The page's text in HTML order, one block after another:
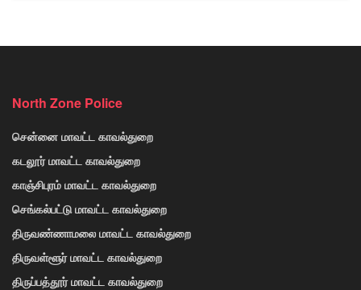
North Zone Police
சென்னை மாவட்ட காவல்துறை
கடலூர் மாவட்ட காவல்துறை
காஞ்சிபுரம் மாவட்ட காவல்துறை
செங்கல்பட்டு மாவட்ட காவல்துறை
திருவண்ணாமலை மாவட்ட காவல்துறை
திருவள்ளூர் மாவட்ட காவல்துறை
திருப்பத்தூர் மாவட்ட காவல்துறை